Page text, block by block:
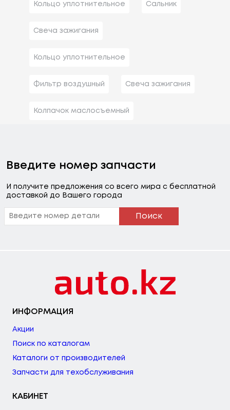
Кольцо уплотнительное Сальник
Свеча зажигания
Кольцо уплотнительное
Фильтр воздушный Свеча зажигания
Колпачок маслосъемный
Введите номер запчасти
И получите предложения со всего мира с бесплатной
доставкой до Вашего города
Поиск
ИНФОРМАЦИЯ
Акции
Поиск по каталогам
Каталоги от производителей
Запчасти для техобслуживания
КАБИНЕТ